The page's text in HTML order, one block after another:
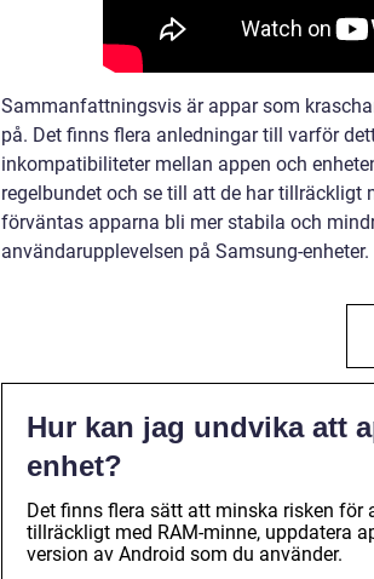
Sammanfattningsvis är appar som
på. Det finns flera anledningar till varför
inkompatibiliteter mellan appen och
regelbundet och se till att de har
förväntas apparna bli mer stabila och
användarupplevelsen på Samsung-enheter.
Hur kan jag undvika att
enhet?
Det finns flera sätt att minska risken för
tillräckligt med RAM-minne, uppdatera
version av Android som du använder.